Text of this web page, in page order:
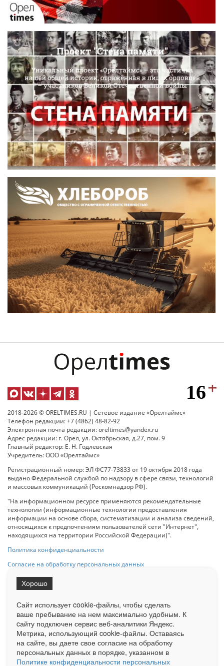
2018-2026 © ORELTIMES.RU | Сетевое издание «Орелтаймс»
Телефон редакции: +7 (4862) 48-82-92
Электронная почта редакции: oreltimes@yandex.ru
Адрес редакции: г. Орел, ул. Октябрьская, д.27, пом. 9
Главный редактор: Е. Н. Годлевская
Учредитель: ООО «Орелтаймс»
Регистрационный номер: ЭЛ ФС77-73833 от 19 октября 2018 года
выдано Федеральной службой по надзору в сфере связи, технологий
и массовых коммуникаций (Роскомнадзор РФ).
"На информационном ресурсе применяются рекомендательные
технологии (информационные технологии предоставления
информации на основе сбора, систематизации и анализа сведений,
относящихся к предпочтениям пользователей сети "Интернет",
находящихся на территории Российской Федерации)".
Политика конфиденциальности
Согласие на обработку персональных данных
на Сетевое издание «ОрелТаймс» обязательна.
Ограниченная статистика посещаемости доступна на сайте
Liveinternet.ru . Подробная статистика для рекламодателей по запросу
у менеджера.
Реклама Документы О нас Контакты
Сайт использует cookie-файлы, чтобы сделать
ваше пребывание на нем максимально удобным. К
cайту подключен сервис веб-аналитики Яндекс.
Метрика, использующий cookie-файлы. Оставаясь
на сайте, вы даете свое согласие на обработку
персональных данных в порядке, указанном в
Политике конфиденциальности персональных
Хорошо